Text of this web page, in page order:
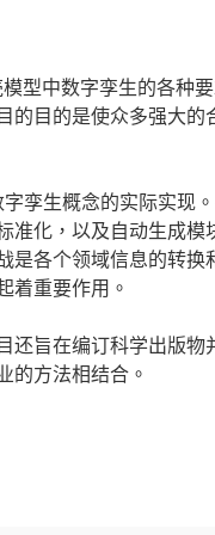
型中数字孪生的各
的目的是使众多强大
孪生概念的实际实现
准化，以及自动生成
是各个领域信息的转
着重要作用。
还旨在编订科学出版
的方法相结合。